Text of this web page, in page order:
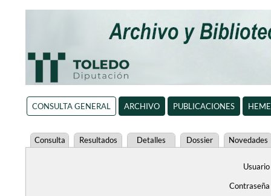
CONSULTA GENERAL ARCHIVO PUBLICACIONES
Consulta Resultados Detalles Dossier Novedades
Usuario
Contraseña